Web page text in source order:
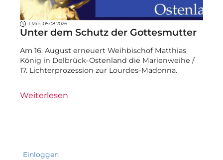
1 Min.|05.08.2026
Unter dem Schutz der Gottesmutter
Am 16. August erneuert Weihbischof Matthias
König in Delbrück-Ostenland die Marienweihe /
17. Lichterprozession zur Lourdes-Madonna.
Weiterlesen
Einloggen